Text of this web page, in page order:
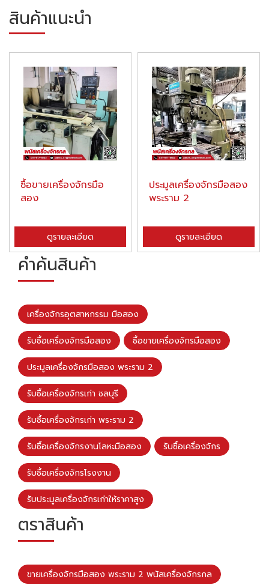
สินค้าแนะนำ
ซื้อขายเครื่องจักรมือ
สอง
ดูรายละเอียด
ประมูลเครื่องจักรมือสอง
พระราม 2
ดูรายละเอียด
คำค้นสินค้า
เครื่องจักรอุตสาหกรรม มือสอง
รับซื้อเครื่องจักรมือสอง ซื้อขายเครื่องจักรมือสอง
ประมูลเครื่องจักรมือสอง พระราม 2
รับซื้อเครื่องจักรเก่า ชลบุรี
รับซื้อเครื่องจักรเก่า พระราม 2
รับซื้อเครื่องจักรงานโลหะมือสอง รับซื้อเครื่องจักร
รับซื้อเครื่องจักรโรงงาน
รับประมูลเครื่องจักรเก่าให้ราคาสูง
ตราสินค้า
ขายเครื่องจักรมือสอง พระราม 2 พนัสเครื่องจักรกล